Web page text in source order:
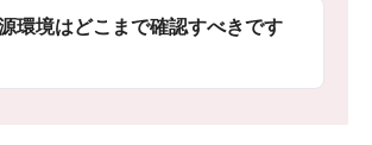
環境はどこまで確認すべきです